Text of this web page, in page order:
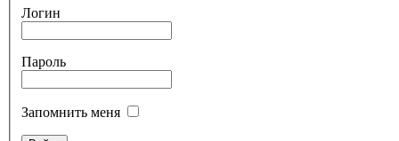
Логин
Пароль
Запомнить меня